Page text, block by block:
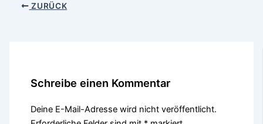
ZURÜCK
Schreibe einen Kommentar
Deine E-Mail-Adresse wird nicht veröffentlicht.